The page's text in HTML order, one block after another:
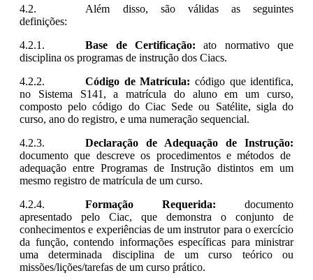
Além disso, são válidas as seguintes
definições:
Base de Certificação:ato normativo que
disciplina os programas de instrução dos Ciacs.
Código de Matrícula: código que identifica,
no Sistema S141, a matrícula do aluno em um curso,
composto pelo código do Ciac Sede ou Satélite, sigla do
curso, ano do registro, e uma numeração sequencial.
Declaração de Adequação de Instrução:
documento que descreve os procedimentos e métodos de
adequação entre Programas de Instrução distintos em um
mesmo registro de matrícula de um curso.
Formação Requerida: documento
apresentado pelo Ciac, que demonstra o conjunto de
conhecimentos e experiências de um instrutor para o exercício
da função, contendo informações específicas para ministrar
uma determinada disciplina de um curso teórico ou
missões/lições/tarefas de um curso prático.